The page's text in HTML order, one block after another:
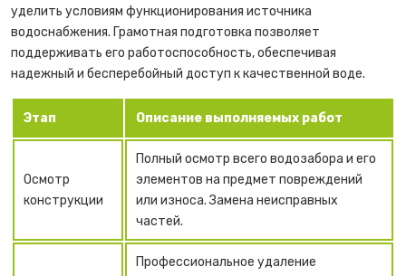
уделить условиям функционирования источника
водоснабжения. Грамотная подготовка позволяет
поддерживать его работоспособность, обеспечивая
надежный и бесперебойный доступ к качественной воде.
Этап Описание выполняемых работ
Осмотр
конструкции
Полный осмотр всего водозабора и его
элементов на предмет повреждений
или износа. Замена неисправных
частей.
Профессиональное удаление